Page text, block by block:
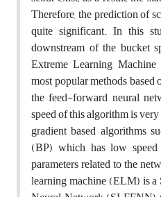
Therefore, the prediction of
quite significant. In this
downstream of the bucket
Extreme Learning
most popular methods
the feed-forward neural
speed of this algorithm is
gradient based algorithms
(BP) which has low
parameters related to the
learning machine (ELM) is